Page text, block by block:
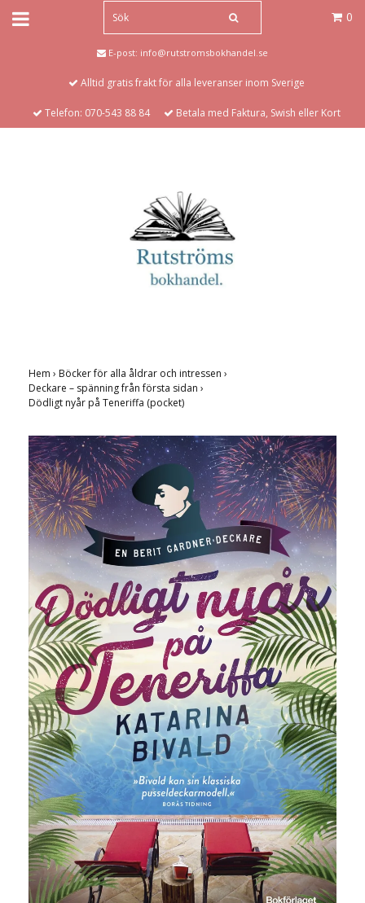
0
E-post: info@rutstromsbokhandel.se
Alltid gratis frakt för alla leveranser inom Sverige
Telefon: 070-543 88 84 Betala med Faktura, Swish eller Kort
Hem › Böcker för alla åldrar och intressen ›
Deckare – spänning från första sidan ›
Dödligt nyår på Teneriffa (pocket)